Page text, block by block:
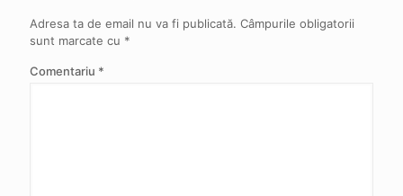
Adresa ta de email nu va fi publicată. Câmpurile obligatorii
sunt marcate cu *
Comentariu *